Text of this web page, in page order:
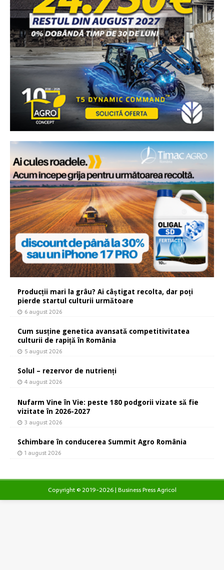
Producții mari la grâu? Ai câștigat recolta, dar poți
pierde startul culturii următoare
6 august 2026
Cum susține genetica avansată competitivitatea
culturii de rapiță în România
5 august 2026
Solul – rezervor de nutrienți
4 august 2026
Nufarm Vine în Vie: peste 180 podgorii vizate să fie
vizitate în 2026-2027
3 august 2026
Schimbare în conducerea Summit Agro România
1 august 2026
Copyright © 2019-2026 | Business Press Agricol